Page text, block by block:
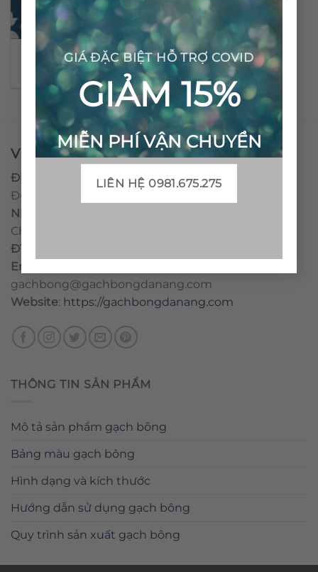
GIÁ ĐẶC BIỆT HỖ TRỢ COVID
GIẢM 15%
MIỄN PHÍ VẬN CHUYỂN
LIÊN HỆ 0981.675.275
Gạch bông cổ điển CTS
51.5
VPĐD - CTY TNHH GẠCH BÔNG VIỆT NAM
Địa chỉ:
CCN Quán Lát, Xã Đức Chánh, Huyện Mộ
Đức, Tỉnh Quảng Ngãi
Nhà máy miền trung:
Chánh, Huyện Mộ Đức, Tỉnh Quảng Ngãi, Việt Nam
ĐT
Email
gachbong@gachbongdanang.com
Website: https://gachbongdanang.com
THÔNG TIN SẢN PHẨM
Mô tả sản phẩm gạch bông
Bảng màu gạch bông
Hình dạng và kích thước
Hướng dẫn sử dụng gạch bông
Quy trình sản xuất gạch bông